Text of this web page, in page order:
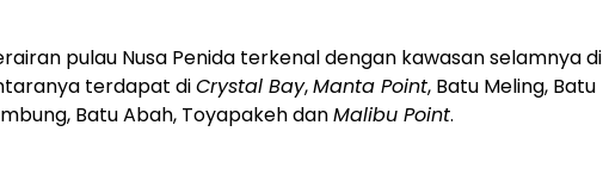
pulau Nusa Penida terkenal dengan kawasan selamnya di
terdapat diCrystal Bay,Manta Point, Batu Meling, Batu
Batu Abah, Toyapakeh danMalibu Point.